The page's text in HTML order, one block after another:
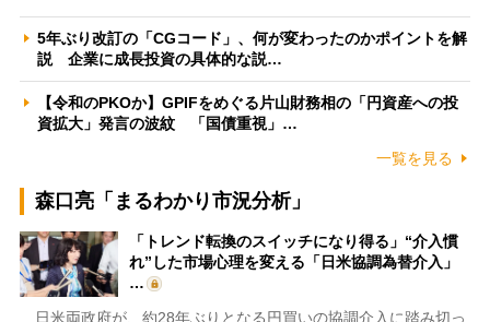
5年ぶり改訂の「CGコード」、何が変わったのかポイントを解
説 企業に成長投資の具体的な説…
【令和のPKOか】GPIFをめぐる片山財務相の「円資産への投
資拡大」発言の波紋 「国債重視」…
一覧を見る
森口亮「まるわかり市況分析」
「トレンド転換のスイッチになり得る」“介入慣
れ”した市場心理を変える「日米協調為替介入」
…
日米両政府が、約28年ぶりとなる円買いの協調介入に踏み切っ